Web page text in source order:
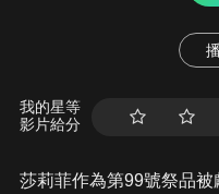
我的星等
影片給分
莎莉菲作為第99號祭品